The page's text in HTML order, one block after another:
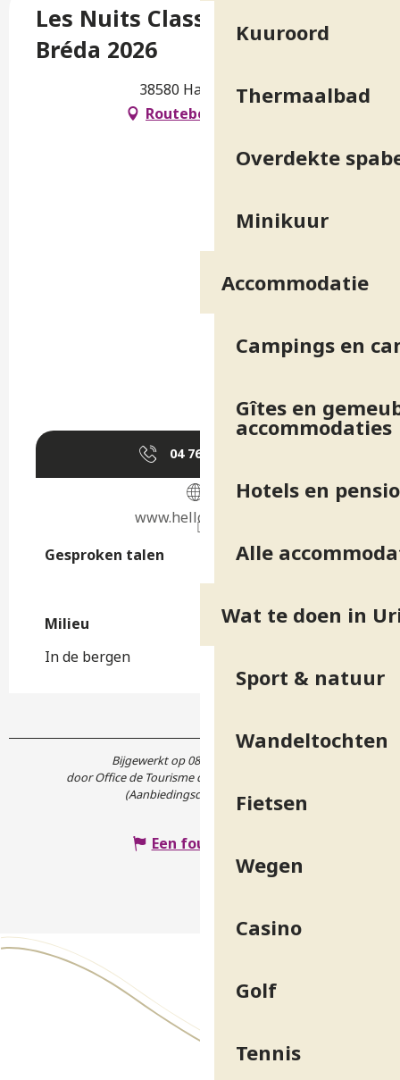
Kuuroord
Thermaalbad
Overdekte
Minikuur
Accommodatie
Campings en
Gîtes en
accommodaties
Hotels en
Alle
Wat te doen in
Sport & natuur
Wandeltochten
Fietsen
Wegen
Casino
Golf
Tennis
Les Nuits Classiques du Haut
Bréda 2026
38580 Haut-Bréda
Routebeschrijving
04 76 45 10
www.helloasso.com
Gesproken talen
Gesproken talen
Milieu
Milieu
In de bergen
Bijgewerkt op 08 juli 2026 in 16:47
door Office de Tourisme de Belledonne Chartreuse
(Aanbiedingscode :
5266605
Een fout melden